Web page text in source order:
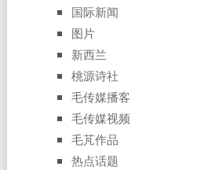
国际新闻
图片
新西兰
桃源诗社
毛传媒播客
毛传媒视频
毛芃作品
热点话题